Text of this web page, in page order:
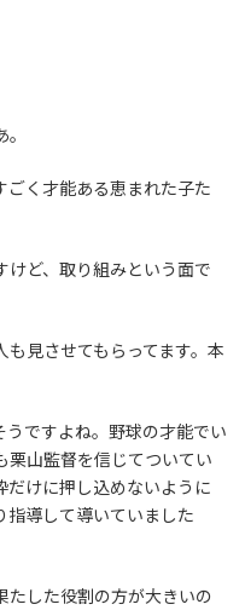
ごく才能ある恵まれた子た
けど、取り組みという面で
見させてもらってます。本
ですよね。野球の才能でい
栗山監督を信じてついてい
だけに押し込めないように
指導して導いていました
たした役割の方が大きいの